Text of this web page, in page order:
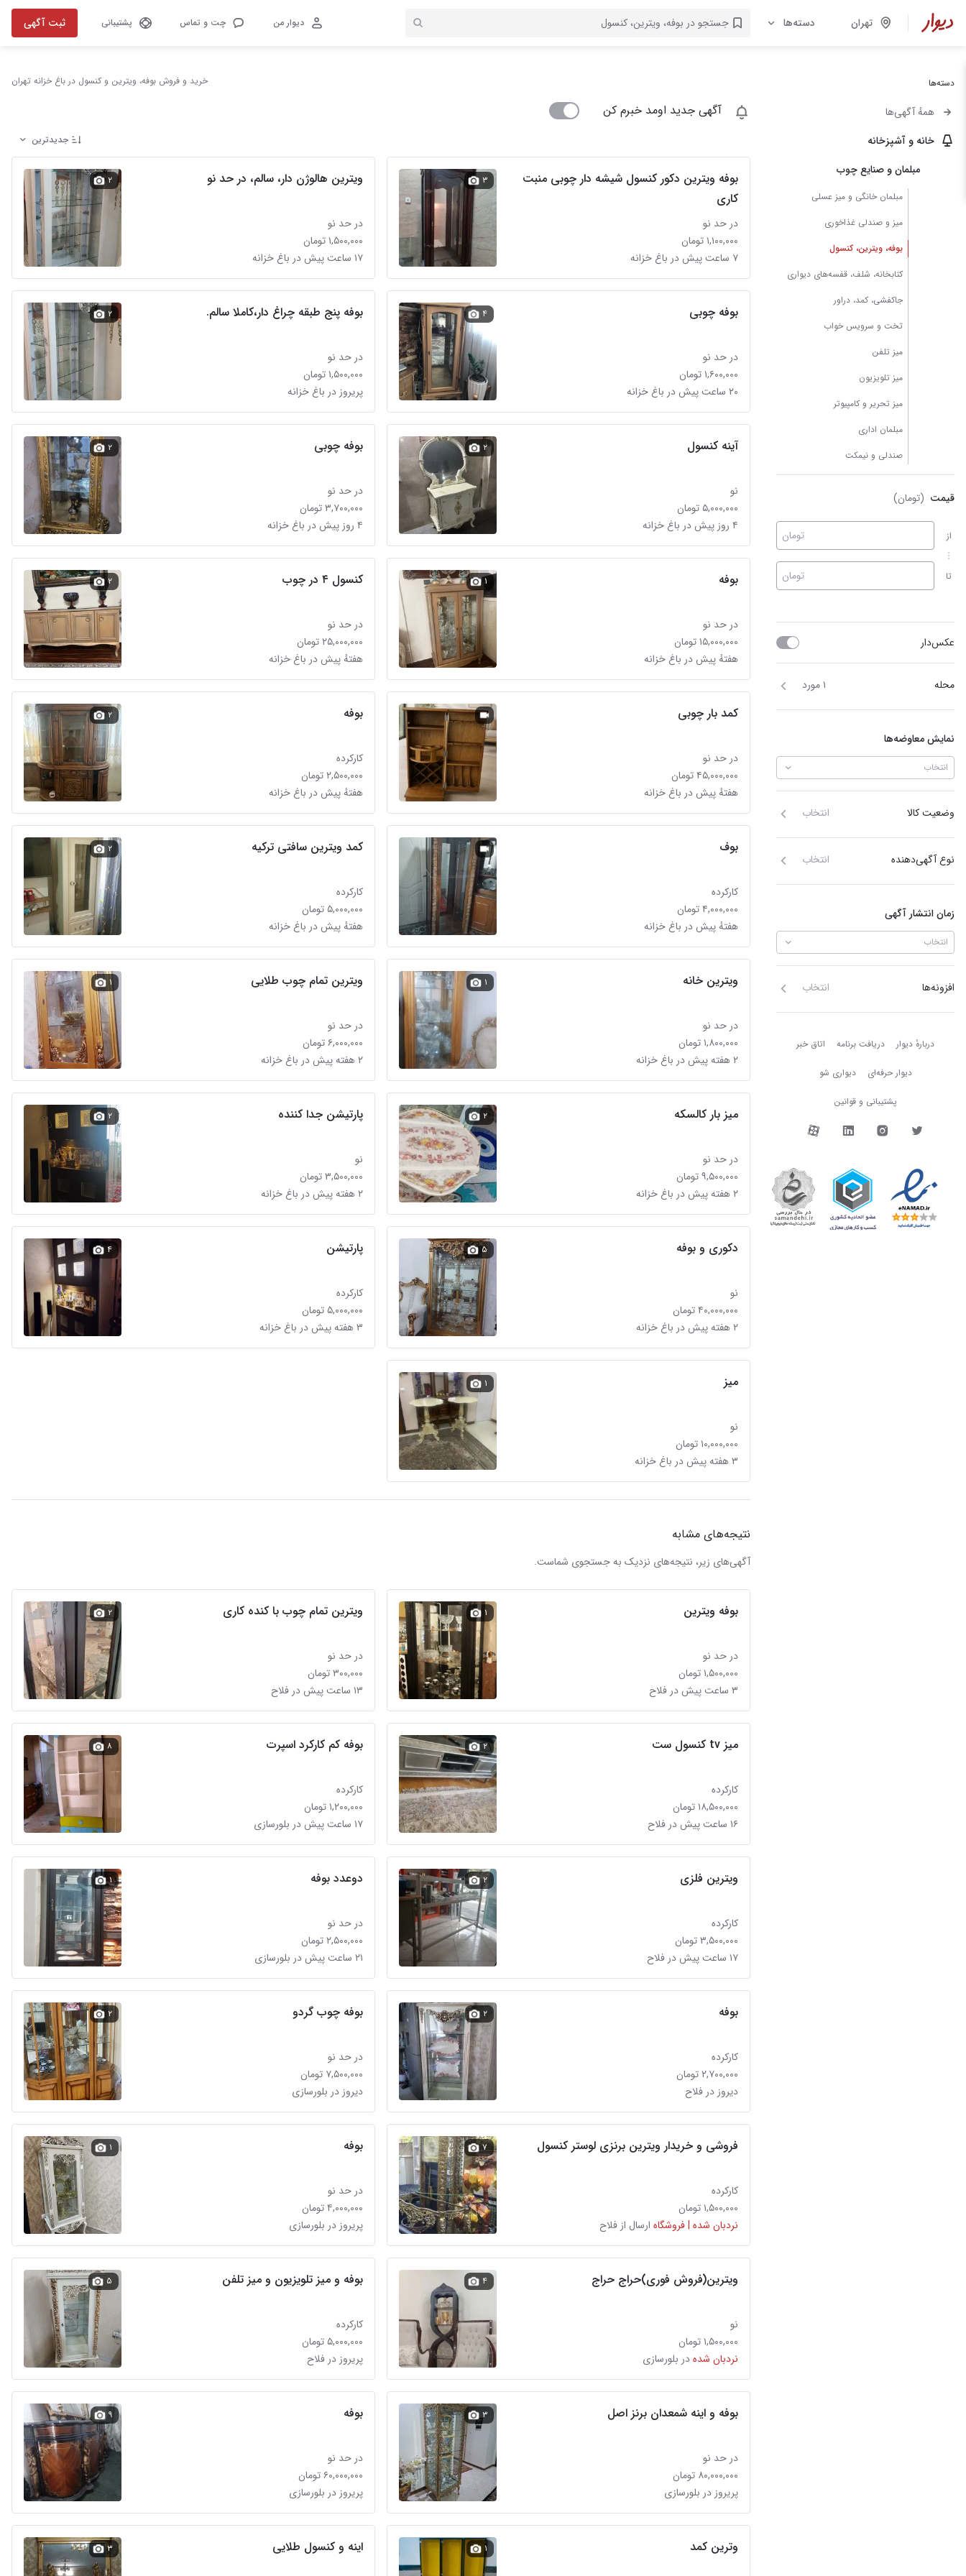
تهران دسته‌ها دیوار من چت و تماس پشتیبانی ثبت آگهی
دسته‌ها
همهٔ آگهی‌ها
خانه و آشپزخانه
مبلمان و صنایع چوب
مبلمان خانگی و میز عسلی
میز و صندلی غذاخوری
بوفه، ویترین، کنسول
کتابخانه، شلف، قفسه‌های دیواری
جاکفشی، کمد، دراور
تخت و سرویس خواب
میز تلفن
میز تلویزیون
میز تحریر و کامپیوتر
مبلمان اداری
صندلی و نیمکت
قیمت (تومان)
از
تا
تومان
تومان
عکس‌دار
محله ۱ مورد
نمایش معاوضه‌ها
انتخاب
وضعیت کالا انتخاب
نوع آگهی‌دهنده انتخاب
زمان انتشار آگهی
انتخاب
افزونه‌ها انتخاب
دربارهٔ دیوار دربارهٔ دیوار دریافت برنامه اتاق خبر
دیوار حرفه‌ای دیواری شو
پشتیبانی و قوانین
دیوار در شبکه‌های اجتماعی
خرید و فروش بوفه، ویترین و کنسول در باغ خزانه تهران
آگهی جدید اومد خبرم کن
جدیدترین
بوفه ویترین دکور کنسول شیشه دار چوبی منبت
کاری
در حد نو
۱,۱۰۰,۰۰۰ تومان
۷ ساعت پیش در باغ خزانه
۳ ویترین هالوژن دار، سالم، در حد نو
در حد نو
۱,۵۰۰,۰۰۰ تومان
۱۷ ساعت پیش در باغ خزانه
۲
بوفه چوبی
در حد نو
۱,۶۰۰,۰۰۰ تومان
۲۰ ساعت پیش در باغ خزانه
۴ بوفه پنج طبقه چراغ دار،کاملا سالم.
در حد نو
۱,۵۰۰,۰۰۰ تومان
پریروز در باغ خزانه
۲
آینه کنسول
نو
۵,۰۰۰,۰۰۰ تومان
۴ روز پیش در باغ خزانه
۲ بوفه چوبی
در حد نو
۳,۷۰۰,۰۰۰ تومان
۴ روز پیش در باغ خزانه
۲
بوفه
در حد نو
۱۵,۰۰۰,۰۰۰ تومان
هفتهٔ پیش در باغ خزانه
۱ کنسول ۴ در چوب
در حد نو
۲۵,۰۰۰,۰۰۰ تومان
هفتهٔ پیش در باغ خزانه
۲
کمد بار چوبی
در حد نو
۴۵,۰۰۰,۰۰۰ تومان
هفتهٔ پیش در باغ خزانه
بوفه
کارکرده
۲,۵۰۰,۰۰۰ تومان
هفتهٔ پیش در باغ خزانه
۲
بوف
کارکرده
۴,۰۰۰,۰۰۰ تومان
هفتهٔ پیش در باغ خزانه
کمد ویترین سافتی ترکیه
کارکرده
۵,۰۰۰,۰۰۰ تومان
هفتهٔ پیش در باغ خزانه
۲
ویترین خانه
در حد نو
۱,۸۰۰,۰۰۰ تومان
۲ هفته پیش در باغ خزانه
۱ ویترین تمام چوب طلایی
در حد نو
۶,۰۰۰,۰۰۰ تومان
۲ هفته پیش در باغ خزانه
۱
میز بار کالسکه
در حد نو
۹,۵۰۰,۰۰۰ تومان
۲ هفته پیش در باغ خزانه
۲ پارتیشن جدا کننده
نو
۳,۵۰۰,۰۰۰ تومان
۲ هفته پیش در باغ خزانه
۲
دکوری و بوفه
نو
۴۰,۰۰۰,۰۰۰ تومان
۲ هفته پیش در باغ خزانه
۵ پارتیشن
کارکرده
۵,۰۰۰,۰۰۰ تومان
۳ هفته پیش در باغ خزانه
۴
میز
نو
۱۰,۰۰۰,۰۰۰ تومان
۳ هفته پیش در باغ خزانه
۱
نتیجه‌های مشابه
آگهی‌های زیر، نتیجه‌های نزدیک به جستجوی شماست.
بوفه ویترین
در حد نو
۱,۵۰۰,۰۰۰ تومان
۳ ساعت پیش در فلاح
۱ ویترین تمام چوب با کنده کاری
در حد نو
۳۰۰,۰۰۰ تومان
۱۳ ساعت پیش در فلاح
۲
میز tv کنسول ست
کارکرده
۱۸,۵۰۰,۰۰۰ تومان
۱۶ ساعت پیش در فلاح
۲ بوفه کم کارکرد اسپرت
کارکرده
۱,۲۰۰,۰۰۰ تومان
۱۷ ساعت پیش در بلورسازی
۸
ویترین فلزی
کارکرده
۳,۵۰۰,۰۰۰ تومان
۱۷ ساعت پیش در فلاح
۲ دوعدد بوفه
در حد نو
۲,۵۰۰,۰۰۰ تومان
۲۱ ساعت پیش در بلورسازی
۱
بوفه
کارکرده
۲,۷۰۰,۰۰۰ تومان
دیروز در فلاح
۲ بوفه چوب گردو
در حد نو
۷,۵۰۰,۰۰۰ تومان
دیروز در بلورسازی
۲
فروشی و خریدار ویترین برنزی لوستر کنسول
کارکرده
۱,۵۰۰,۰۰۰ تومان
نردبان شده | فروشگاه ارسال از فلاح
۷ بوفه
در حد نو
۴,۰۰۰,۰۰۰ تومان
پریروز در بلورسازی
۱
ویترین(فروش فوری)حراج حراج
نو
۱,۵۰۰,۰۰۰ تومان
نردبان شدهدر بلورسازی
۴ بوفه و میز تلویزیون و میز تلفن
کارکرده
۵,۰۰۰,۰۰۰ تومان
پریروز در فلاح
۵
بوفه و اینه شمعدان برنز اصل
در حد نو
۸۰,۰۰۰,۰۰۰ تومان
پریروز در بلورسازی
۳ بوفه
در حد نو
۶۰,۰۰۰,۰۰۰ تومان
پریروز در بلورسازی
۹
وترین کمد ۱ اینه و کنسول طلایی ۳